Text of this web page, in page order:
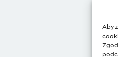
Aby